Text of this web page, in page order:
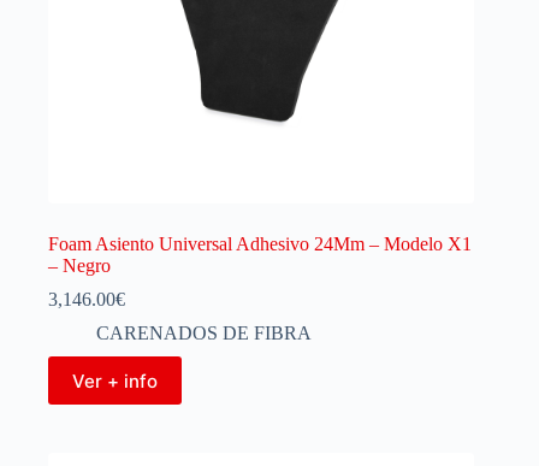
Foam Asiento Universal Adhesivo 24Mm – Modelo X1
– Negro
3,146.00€
CARENADOS DE FIBRA
Ver + info